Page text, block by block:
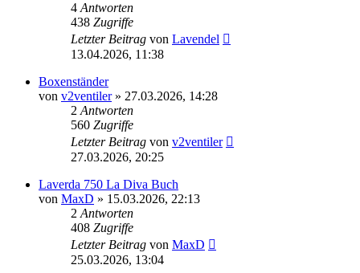
4 Antworten
438 Zugriffe
Letzter Beitrag von Lavendel
13.04.2026, 11:38
Boxenständer
von v2ventiler» 27.03.2026, 14:28
2 Antworten
560 Zugriffe
Letzter Beitrag von v2ventiler
27.03.2026, 20:25
Laverda 750 La Diva Buch
von MaxD » 15.03.2026, 22:13
2 Antworten
408 Zugriffe
Letzter Beitrag von MaxD
25.03.2026, 13:04